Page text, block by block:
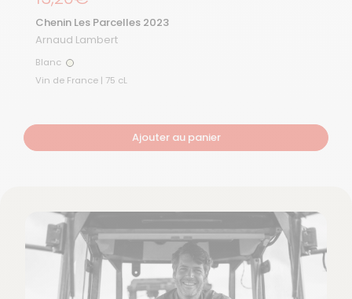
Chenin Les Parcelles 2023
Arnaud Lambert
Blanc Blanc
Vin de France | 75 cL
Ajouter au panier